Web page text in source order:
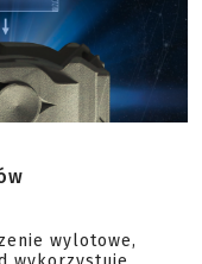
wylotowe,